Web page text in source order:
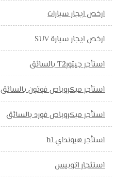
ارخص ايجار سيارات
ارخص ايجار سيارة SUV
استأجر جيتورT2 بالسائق
استأجر ميكروباص فوتون بالسائق
استأجر ميكروباص فورد بالسائق
استأجر هيونداي h1
استئجار اتوبيس